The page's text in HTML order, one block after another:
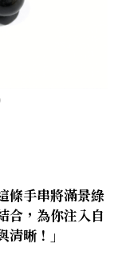
條手串將滿景綠
合，為你注入自
晰！」